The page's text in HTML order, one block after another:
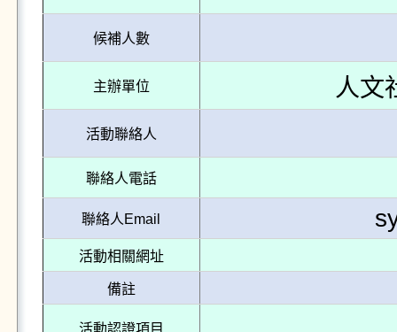
候補人數
主辦單位 人文
活動聯絡人
聯絡人電話
聯絡人Email
活動相關網址
備註
活動認證項目